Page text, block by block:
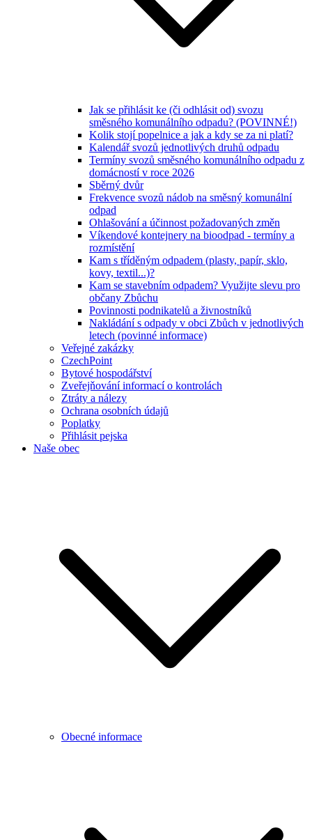
Jak se přihlásit ke (či odhlásit od) svozu
směsného komunálního odpadu? (POVINNÉ!)
Kolik stojí popelnice a jak a kdy se za ni platí?
Kalendář svozů jednotlivých druhů odpadu
Termíny svozů směsného komunálního odpadu z
domácností v roce 2026
Sběrný dvůr
Frekvence svozů nádob na směsný komunální
odpad
Ohlašování a účinnost požadovaných změn
Víkendové kontejnery na bioodpad - termíny a
rozmístění
Kam s tříděným odpadem (plasty, papír, sklo,
kovy, textil...)?
Kam se stavebním odpadem? Využijte slevu pro
občany Zbůchu
Povinnosti podnikatelů a živnostníků
Nakládání s odpady v obci Zbůch v jednotlivých
letech (povinné informace)
Veřejné zakázky
CzechPoint
Bytové hospodářství
Zveřejňování informací o kontrolách
Ztráty a nálezy
Ochrana osobních údajů
Poplatky
Přihlásit pejska
Naše obec
Obecné informace